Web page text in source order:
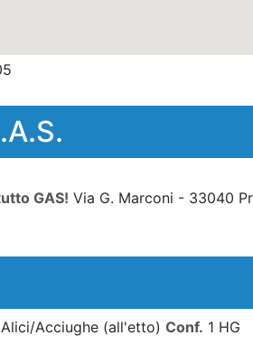
GAS! Via G. Marconi - 33040
Alici/Acciughe (all'etto) Conf. 1 HG